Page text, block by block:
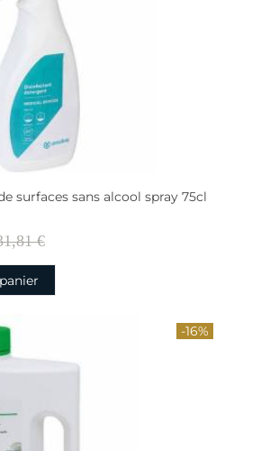
surfaces sans alcool spray 75cl
€
-16%